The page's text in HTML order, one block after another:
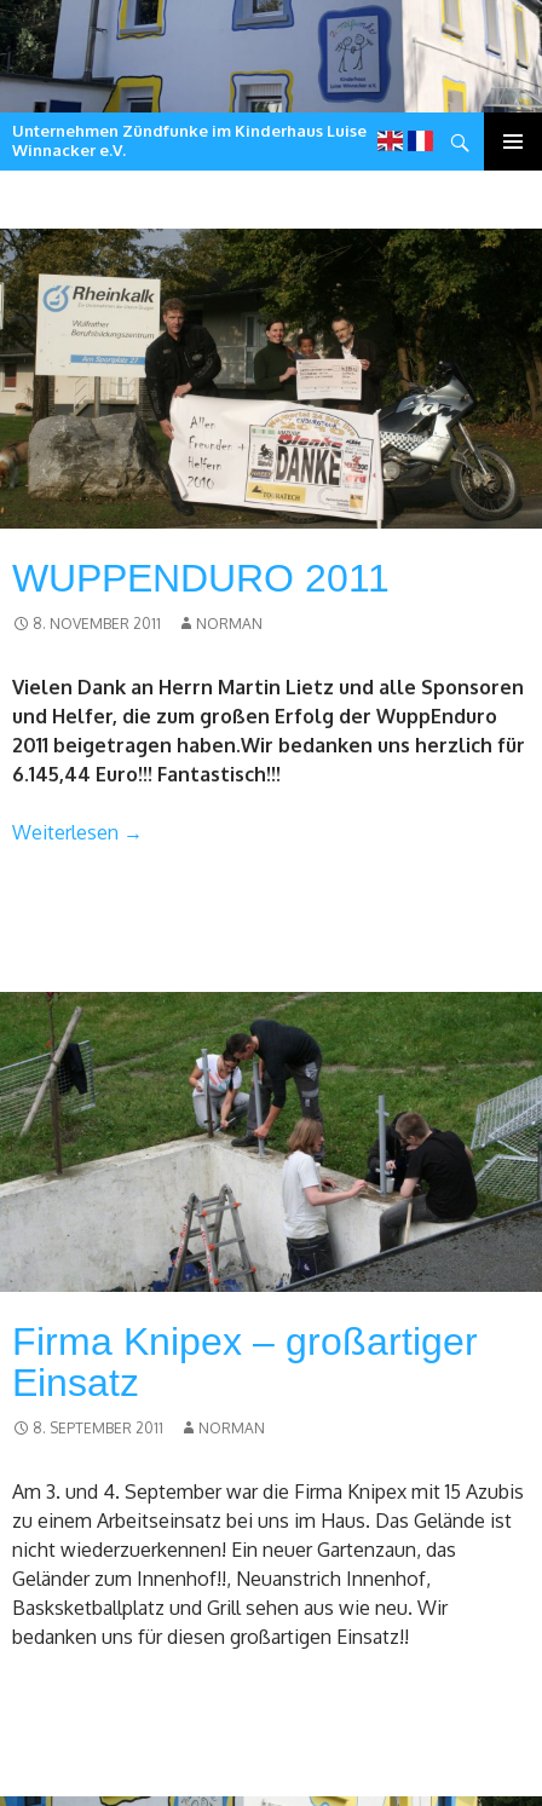
Unternehmen Zündfunke im Kinderhaus Luise
Winnacker e.V.
Suchen
springen
WUPPENDURO 2011
8. NOVEMBER 2011 NORMAN
Vielen Dank an Herrn Martin Lietz und alle Sponsoren
und Helfer, die zum großen Erfolg der WuppEnduro
2011 beigetragen haben.Wir bedanken uns herzlich für
6.145,44 Euro!!! Fantastisch!!!
Weiterlesen →
Firma Knipex – großartiger
Einsatz
8. SEPTEMBER 2011 NORMAN
Am 3. und 4. September war die Firma Knipex mit 15 Azubis
zu einem Arbeitseinsatz bei uns im Haus. Das Gelände ist
nicht wiederzuerkennen! Ein neuer Gartenzaun, das
Geländer zum Innenhof!!, Neuanstrich Innenhof,
Basksketballplatz und Grill sehen aus wie neu. Wir
bedanken uns für diesen großartigen Einsatz!!